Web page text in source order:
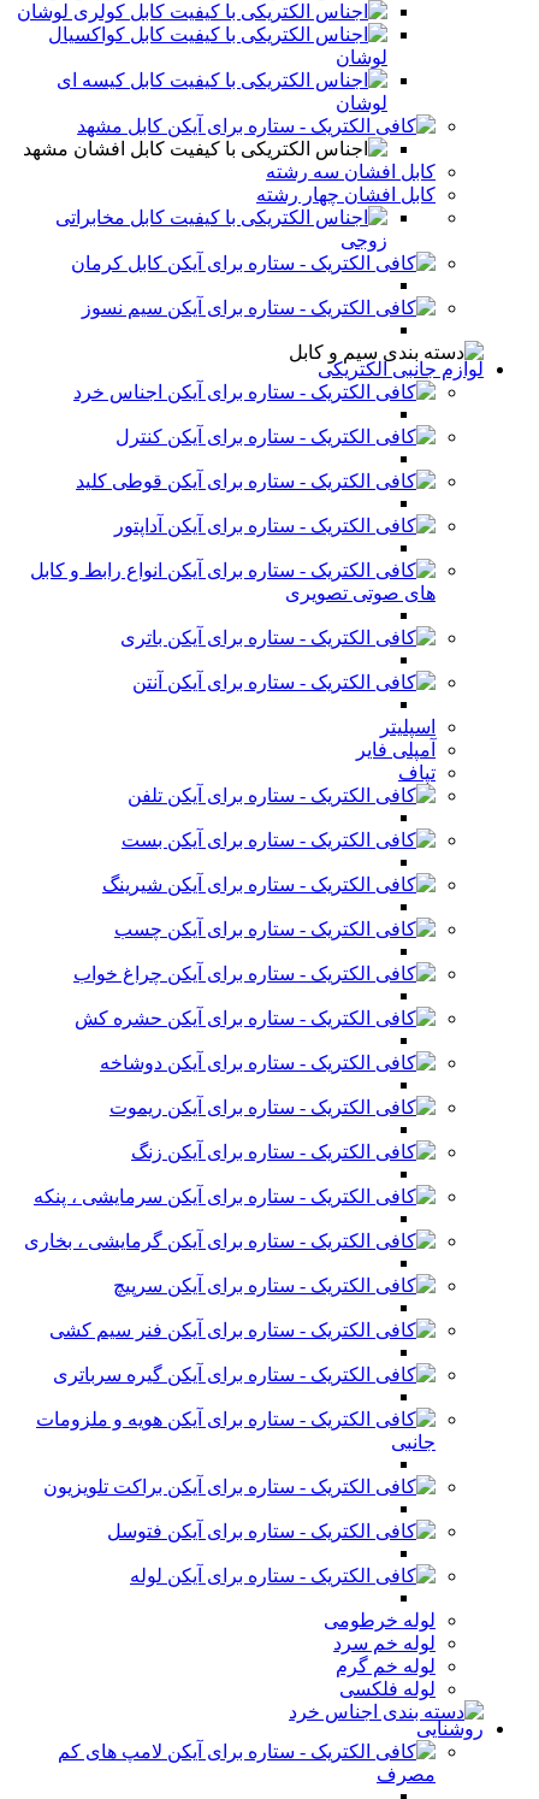
کابل کولری لوشان
کابل کواکسیال
لوشان
کابل کیسه ای
لوشان
کابل مشهد
کابل افشان مشهد
کابل افشان سه رشته
کابل افشان چهار رشته
کابل مخابراتی
زوجی
کابل کرمان
سیم نسوز
لوازم جانبی الکتریکی
اجناس خرد
کنترل
قوطی کلید
آداپتور
انواع رابط و کابل
های صوتی تصویری
باتری
آنتن
اسپلیتر
آمپلی فایر
تپاف
تلفن
بست
شیرینگ
چسب
چراغ خواب
حشره کش
دوشاخه
ریموت
زنگ
سرمایشی ، پنکه
گرمایشی ، بخاری
سرپیچ
فنر سیم کشی
گیره سرباتری
هویه و ملزومات
جانبی
براکت تلویزیون
فتوسل
لوله
لوله خرطومی
لوله خم سرد
لوله خم گرم
لوله فلکسی
روشنایی
لامپ های کم
مصرف